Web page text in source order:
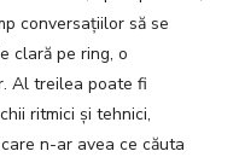
conversațiilor să se
clară pe ring, o
Al treilea poate fi
ritmici și tehnici,
n-ar avea ce căuta